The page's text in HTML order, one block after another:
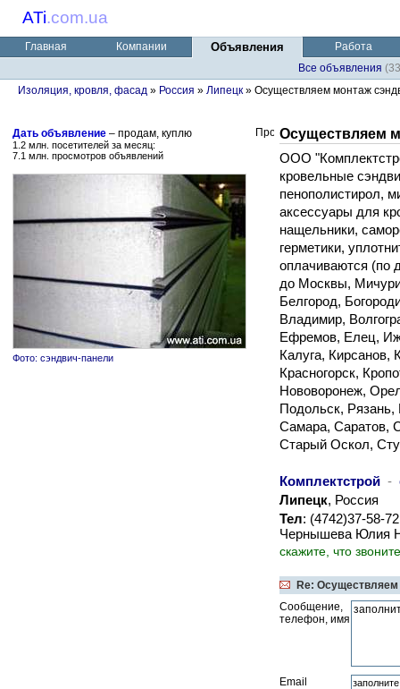
ATi.com.ua
Главная Компании Объявления
Работа
Все объявления
Изоляция, кровля, фасад » Россия » Липецк » Осуществляем монтаж
Дать объявление – продам, куплю
1.2 млн. посетителей за месяц:
7.1 млн. просмотров объявлений
Фото: сэндвич-панели
Осуществляем
ООО
кровельные
пенополистирол,
аксессуары для
нащельники,
герметики,
оплачиваются (по
до Москвы,
Белгород,
Владимир,
Ефремов, Елец,
Калуга, Кирсанов,
Красногорск,
Нововоронеж,
Подольск, Рязань,
Самара, Саратов,
Старый Оскол,
Комплектстрой -
Липецк, Россия
Тел: (4742)37-58-
Чернышева Юлия
скажите, что
Re:
Сообщение,
телефон, имя
Email